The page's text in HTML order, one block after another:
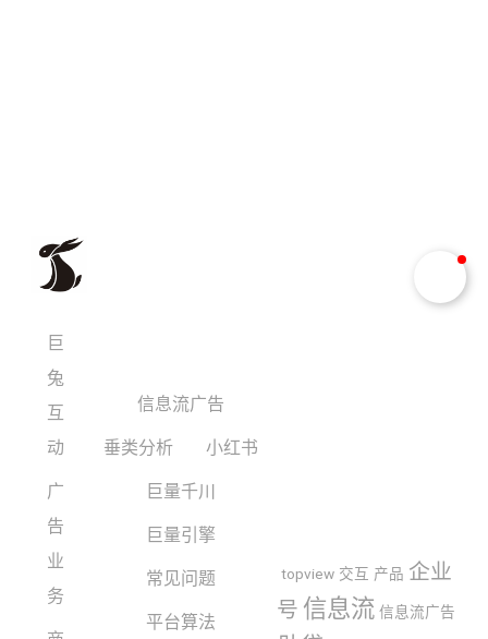
巨
兔
互
动
广
告
业
务
信息流广告
垂类分析 小红书
巨量千川
巨量引擎
常见问题
平台算法
topview 交互 产品 企业
号 信息流 信息流广告